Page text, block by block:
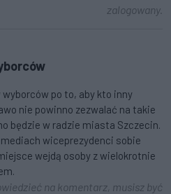
zalogowany.
wyborców po to, aby kto inny
nie powinno zezwalać na takie
będzie w radzie miasta Szczecin.
wiceprezydenci sobie
wejdą osoby z wielokrotnie
na komentarz, musisz być